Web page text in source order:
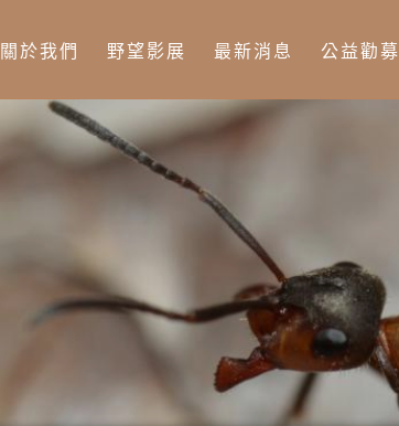
關於我們
野望影展 最新消息 公益勸募